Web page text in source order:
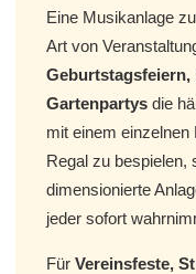
Eine Musikanlage
Art von
Geburtstagsfeiern,
Gartenpartys die
mit einem
Regal zu bespielen,
dimensionierte
jeder sofort
Für Vereinsfeste,